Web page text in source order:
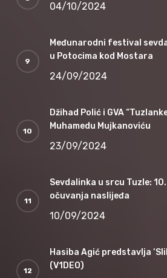
04/10/2024
Međunarodni festival
u Potocima kod Mostara
24/09/2024
Džihad Polić i GVA
Muhamedu Mujkanoviću
23/09/2024
Sevdalinka u srcu Tuzle: 10.
očuvanja naslijeđa
10/09/2024
Hasiba Agić predstavlja
(V1DEO)